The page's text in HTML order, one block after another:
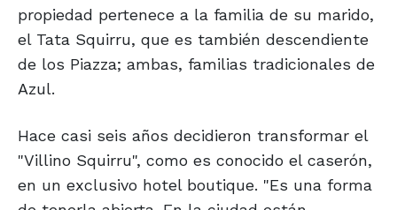
propiedad pertenece a la familia de su marido,
el Tata Squirru, que es también descendiente
de los Piazza; ambas, familias tradicionales de
Azul.
Hace casi seis años decidieron transformar el
"Villino Squirru", como es conocido el caserón,
en un exclusivo hotel boutique. "Es una forma